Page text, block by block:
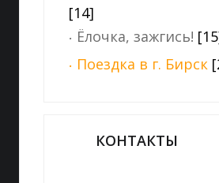
[14]
Ёлочка, зажгись!
Поездка в г. Бирск
КОНТАКТЫ